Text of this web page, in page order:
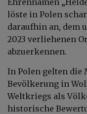
löste in Polen
daraufhin an, dem
2023 verliehenen
abzuerkennen.
In Polen gelten die
Bevölkerung in
Weltkriegs als
historische